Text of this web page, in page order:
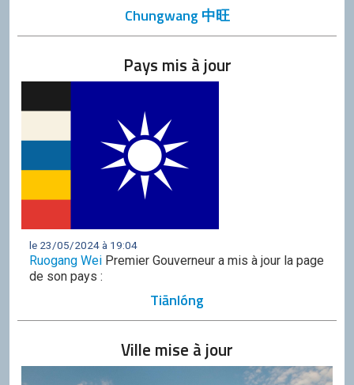
Chungwang 中旺
Pays mis à jour
le 23/05/2024 à 19:04
Ruogang Wei Premier Gouverneur a mis à jour la page
de son pays :
Tiānlóng
Ville mise à jour